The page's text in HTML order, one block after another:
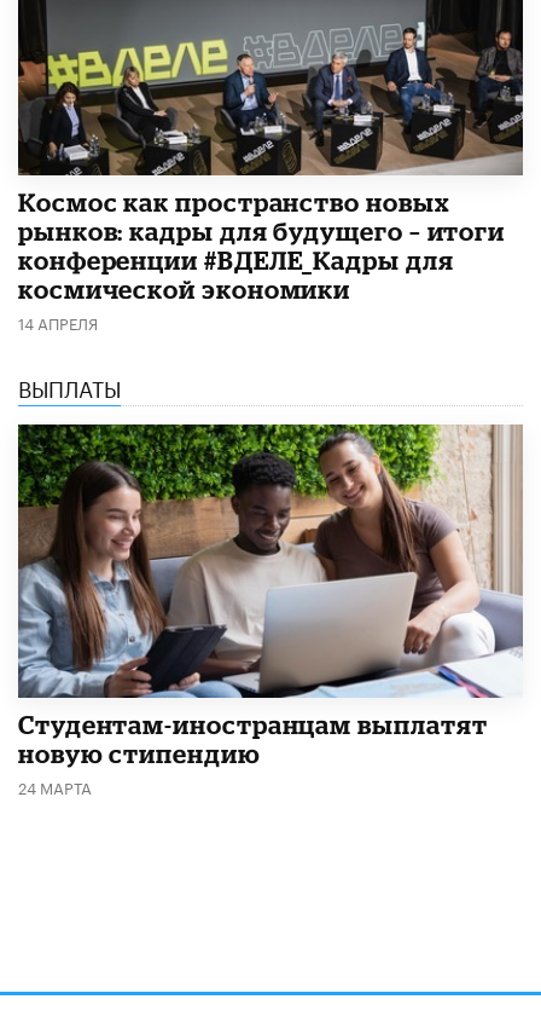
Космос как пространство новых
рынков: кадры для будущего – итоги
конференции #ВДЕЛЕ_Кадры для
космической экономики
14 АПРЕЛЯ
ВЫПЛАТЫ
Студентам-иностранцам выплатят
новую стипендию
24 МАРТА